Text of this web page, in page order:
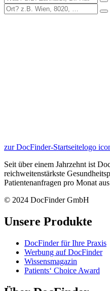
zur DocFinder-Startseitelogo
Seit über einem Jahrzehnt ist
reichweitenstärkste
Patientenanfragen pro Monat
© 2024 DocFinder GmbH
Unsere Produkte
DocFinder für Ihre Praxis
Werbung auf DocFinder
Wissensmagazin
Patients‘ Choice Award